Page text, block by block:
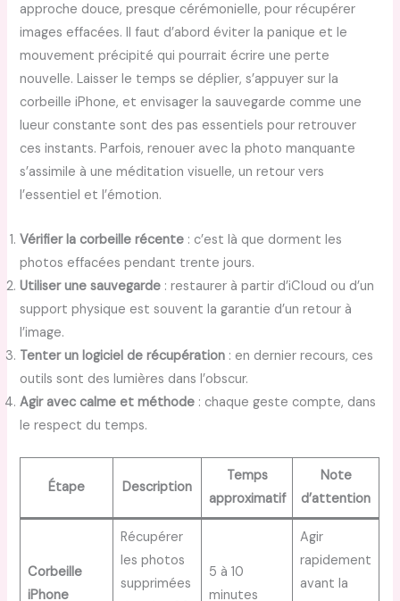
approche douce, presque cérémonielle, pour récupérer
images effacées. Il faut d’abord éviter la panique et le
mouvement précipité qui pourrait écrire une perte
nouvelle. Laisser le temps se déplier, s’appuyer sur la
corbeille iPhone, et envisager la sauvegarde comme une
lueur constante sont des pas essentiels pour retrouver
ces instants. Parfois, renouer avec la photo manquante
s’assimile à une méditation visuelle, un retour vers
l’essentiel et l’émotion.
Vérifier la corbeille récente : c’est là que dorment les
photos effacées pendant trente jours.
Utiliser une sauvegarde : restaurer à partir d’iCloud ou d’un
support physique est souvent la garantie d’un retour à
l’image.
Tenter un logiciel de récupération : en dernier recours, ces
outils sont des lumières dans l’obscur.
Agir avec calme et méthode : chaque geste compte, dans
le respect du temps.
Étape Description
Temps
approximatif
Note
d’attention
Corbeille
iPhone
Récupérer
les photos
supprimées
5 à 10
minutes
Agir
rapidement
avant la